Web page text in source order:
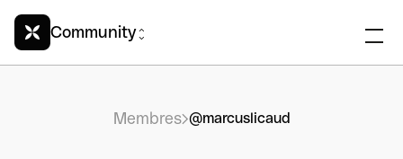
Community
Membres @marcuslicaud